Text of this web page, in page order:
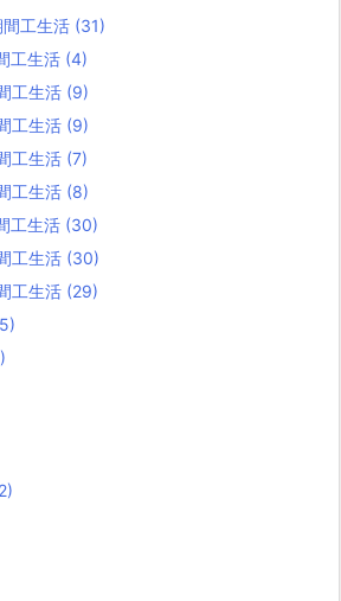
工生活 (31)
工生活 (4)
工生活 (9)
工生活 (9)
工生活 (7)
工生活 (8)
工生活 (30)
工生活 (30)
工生活 (29)